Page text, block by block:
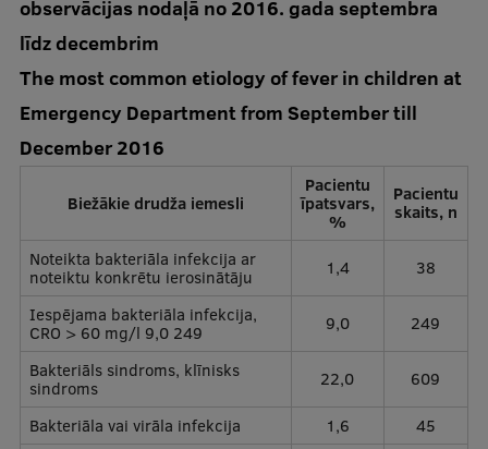
observācijas nodaļā no 2016. gada septembra
līdz decembrim
The most common etiology of fever in children at
Emergency Department from September till
December 2016
Biežākie drudža iemesli
Pacientu
īpatsvars,
%
Pacientu
skaits, n
Noteikta bakteriāla infekcija ar
noteiktu konkrētu ierosinātāju
1,4 38
Iespējama bakteriāla infekcija,
CRO > 60 mg/l 9,0 249
9,0 249
Bakteriāls sindroms, klīnisks
sindroms
22,0 609
Bakteriāla vai virāla infekcija 1,6
45